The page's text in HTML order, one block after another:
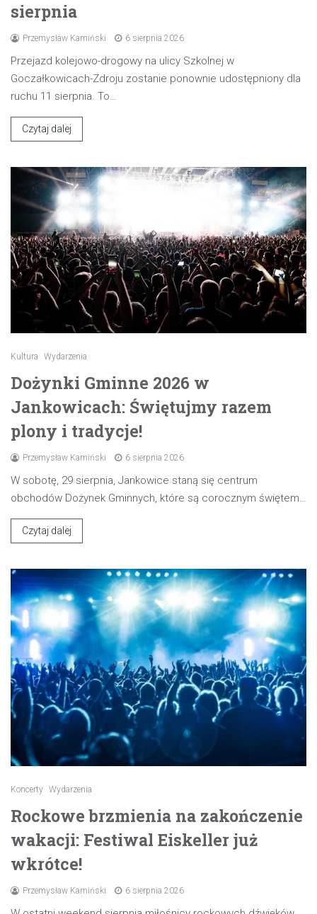
sierpnia
Przemysław Kamiński 6 sierpnia 2026
Przejazd kolejowo-drogowy na ulicy Szkolnej w
Goczałkowicach-Zdroju zostanie ponownie udostępniony dla
ruchu 11 sierpnia. To…
Czytaj dalej
Kultura Wydarzenia
Dożynki Gminne 2026 w
Jankowicach: Świętujmy razem
plony i tradycje!
Przemysław Kamiński 6 sierpnia 2026
W sobotę, 29 sierpnia, Jankowice staną się centrum
obchodów Dożynek Gminnych, które są corocznym świętem…
Czytaj dalej
Koncerty Wydarzenia
Rockowe brzmienia na zakończenie
wakacji: Festiwal Eiskeller już
wkrótce!
Przemysław Kamiński 6 sierpnia 2026